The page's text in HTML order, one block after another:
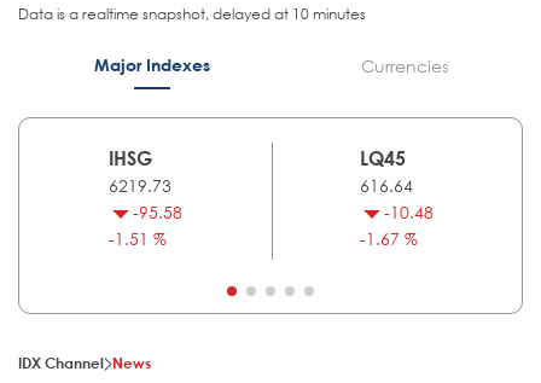
Data is a realtime snapshot, delayed at 10 minutes
Major Indexes Currencies
IHSG
6219.73
-95.58
-1.51 %
LQ45
616.64
-10.48
-1.67 %
IDX Channel News